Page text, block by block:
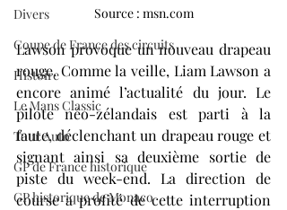
Divers
Coupe de France des circuits
Histoire
Le Mans Classic
Tour Auto
GP de France historique
GP historique de Monaco
Source : msn.com
Lawson provoque un nouveau drapeau
rouge. Comme la veille, Liam Lawson a
encore animé l’actualité du jour. Le
pilote néo-zélandais est parti à la
faute, déclenchant un drapeau rouge et
signant ainsi sa deuxième sortie de
piste du week-end. La direction de
course a profité de cette interruption